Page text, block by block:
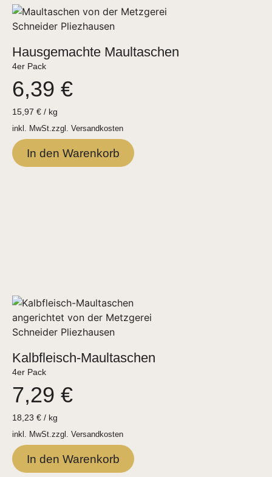
Hausgemachte Maultaschen
4er Pack
6,39 €
15,97 € / kg
inkl. MwSt.zzgl. Versandkosten
In den Warenkorb
Kalbfleisch-Maultaschen
4er Pack
7,29 €
18,23 € / kg
inkl. MwSt.zzgl. Versandkosten
In den Warenkorb